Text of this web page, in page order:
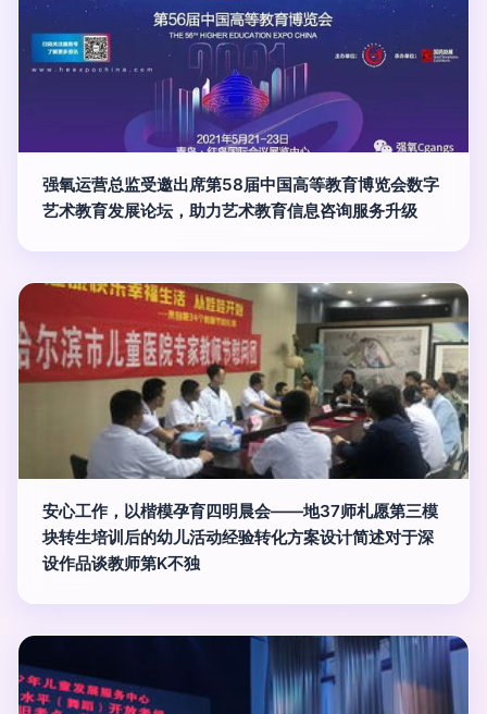
强氧运营总监受邀出席第58届中国高等教育博览会数字
艺术教育发展论坛，助力艺术教育信息咨询服务升级
安心工作，以楷模孕育四明晨会——地37师札愿第三模
块转生培训后的幼儿活动经验转化方案设计简述对于深
设作品谈教师第K不独